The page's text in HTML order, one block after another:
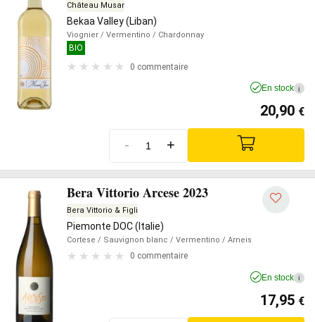
Château Musar
Bekaa Valley (Liban)
Viognier / Vermentino / Chardonnay
BIO
0 commentaire
En stock i
20,90 €
- +
Bera Vittorio Arcese 2023
Bera Vittorio & Figli
Piemonte DOC (Italie)
Cortese / Sauvignon blanc / Vermentino / Arneis
0 commentaire
En stock i
17,95 €